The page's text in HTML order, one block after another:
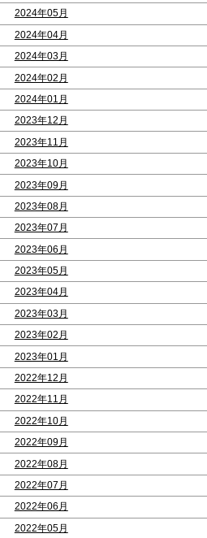
2024年05月
2024年04月
2024年03月
2024年02月
2024年01月
2023年12月
2023年11月
2023年10月
2023年09月
2023年08月
2023年07月
2023年06月
2023年05月
2023年04月
2023年03月
2023年02月
2023年01月
2022年12月
2022年11月
2022年10月
2022年09月
2022年08月
2022年07月
2022年06月
2022年05月